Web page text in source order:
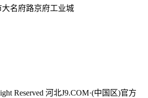
名府路京府工业城
Reserved 河北J9.COM·(中国区)官方